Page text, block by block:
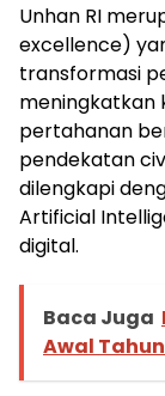
Unhan RI
excellence)
transformasi
meningkatkan
pertahanan
pendekatan
dilengkapi
Artificial
digital.
Baca Juga
Awal